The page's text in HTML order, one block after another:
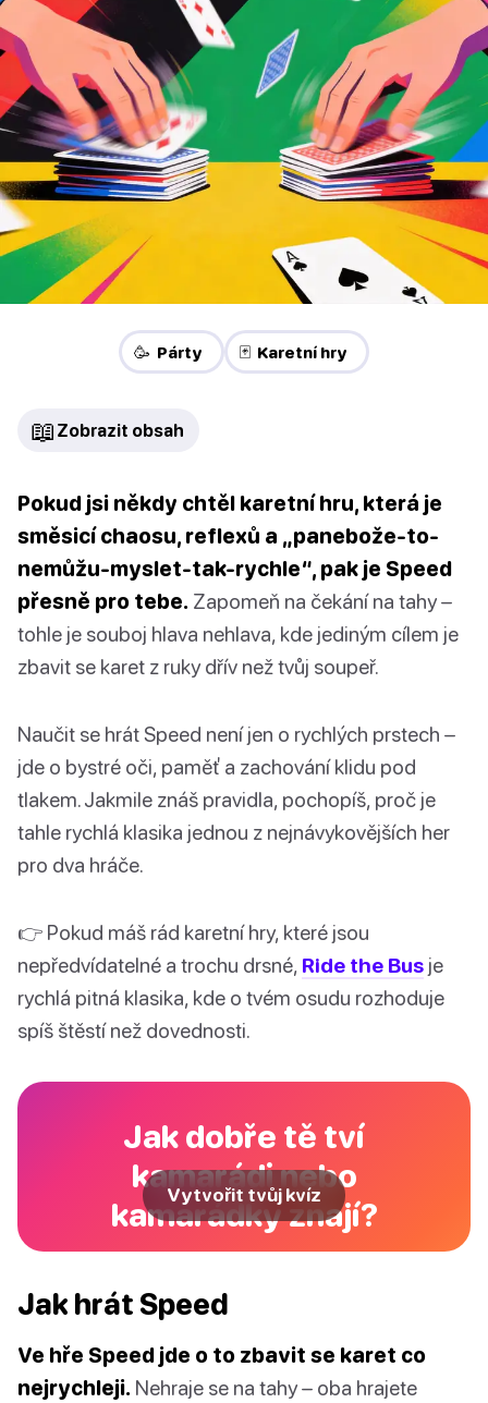
🥳 Párty 🃏 Karetní hry
📖 Zobrazit obsah
Pokud jsi někdy chtěl karetní hru, která je
směsicí chaosu, reflexů a „panebože-to-
nemůžu-myslet-tak-rychle“, pak je Speed
přesně pro tebe. Zapomeň na čekání na tahy –
tohle je souboj hlava nehlava, kde jediným cílem je
zbavit se karet z ruky dřív než tvůj soupeř.
Naučit se hrát Speed není jen o rychlých prstech –
jde o bystré oči, paměť a zachování klidu pod
tlakem. Jakmile znáš pravidla, pochopíš, proč je
tahle rychlá klasika jednou z nejnávykovějších her
pro dva hráče.
👉 Pokud máš rád karetní hry, které jsou
nepředvídatelné a trochu drsné, Ride the Bus je
rychlá pitná klasika, kde o tvém osudu rozhoduje
spíš štěstí než dovednosti.
Jak dobře tě tví
kamarádi nebo
kamarádky znají?
Vytvořit tvůj kvíz
Jak hrát Speed
Ve hře Speed jde o to zbavit se karet co
nejrychleji. Nehraje se na tahy – oba hrajete